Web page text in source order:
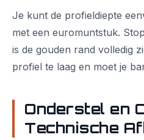
Je kunt de profieldiepte
met een euromuntstuk.
is de gouden rand volledig
profiel te laag en moet je
Onderstel en
Technische